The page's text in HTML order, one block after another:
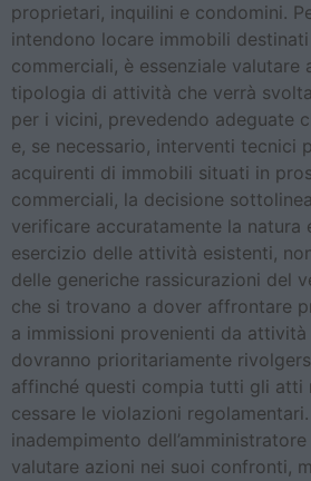
proprietari, inquilini e condomini.
intendono locare immobili
commerciali, è essenziale valutare
tipologia di attività che verrà
per i vicini, prevedendo adeguate
e, se necessario, interventi tecnici
acquirenti di immobili situati in
commerciali, la decisione
verificare accuratamente la natura
esercizio delle attività esistenti,
delle generiche rassicurazioni del
che si trovano a dover affrontare
a immissioni provenienti da
dovranno prioritariamente
affinché questi compia tutti gli atti
cessare le violazioni
inadempimento
valutare azioni nei suoi confronti,